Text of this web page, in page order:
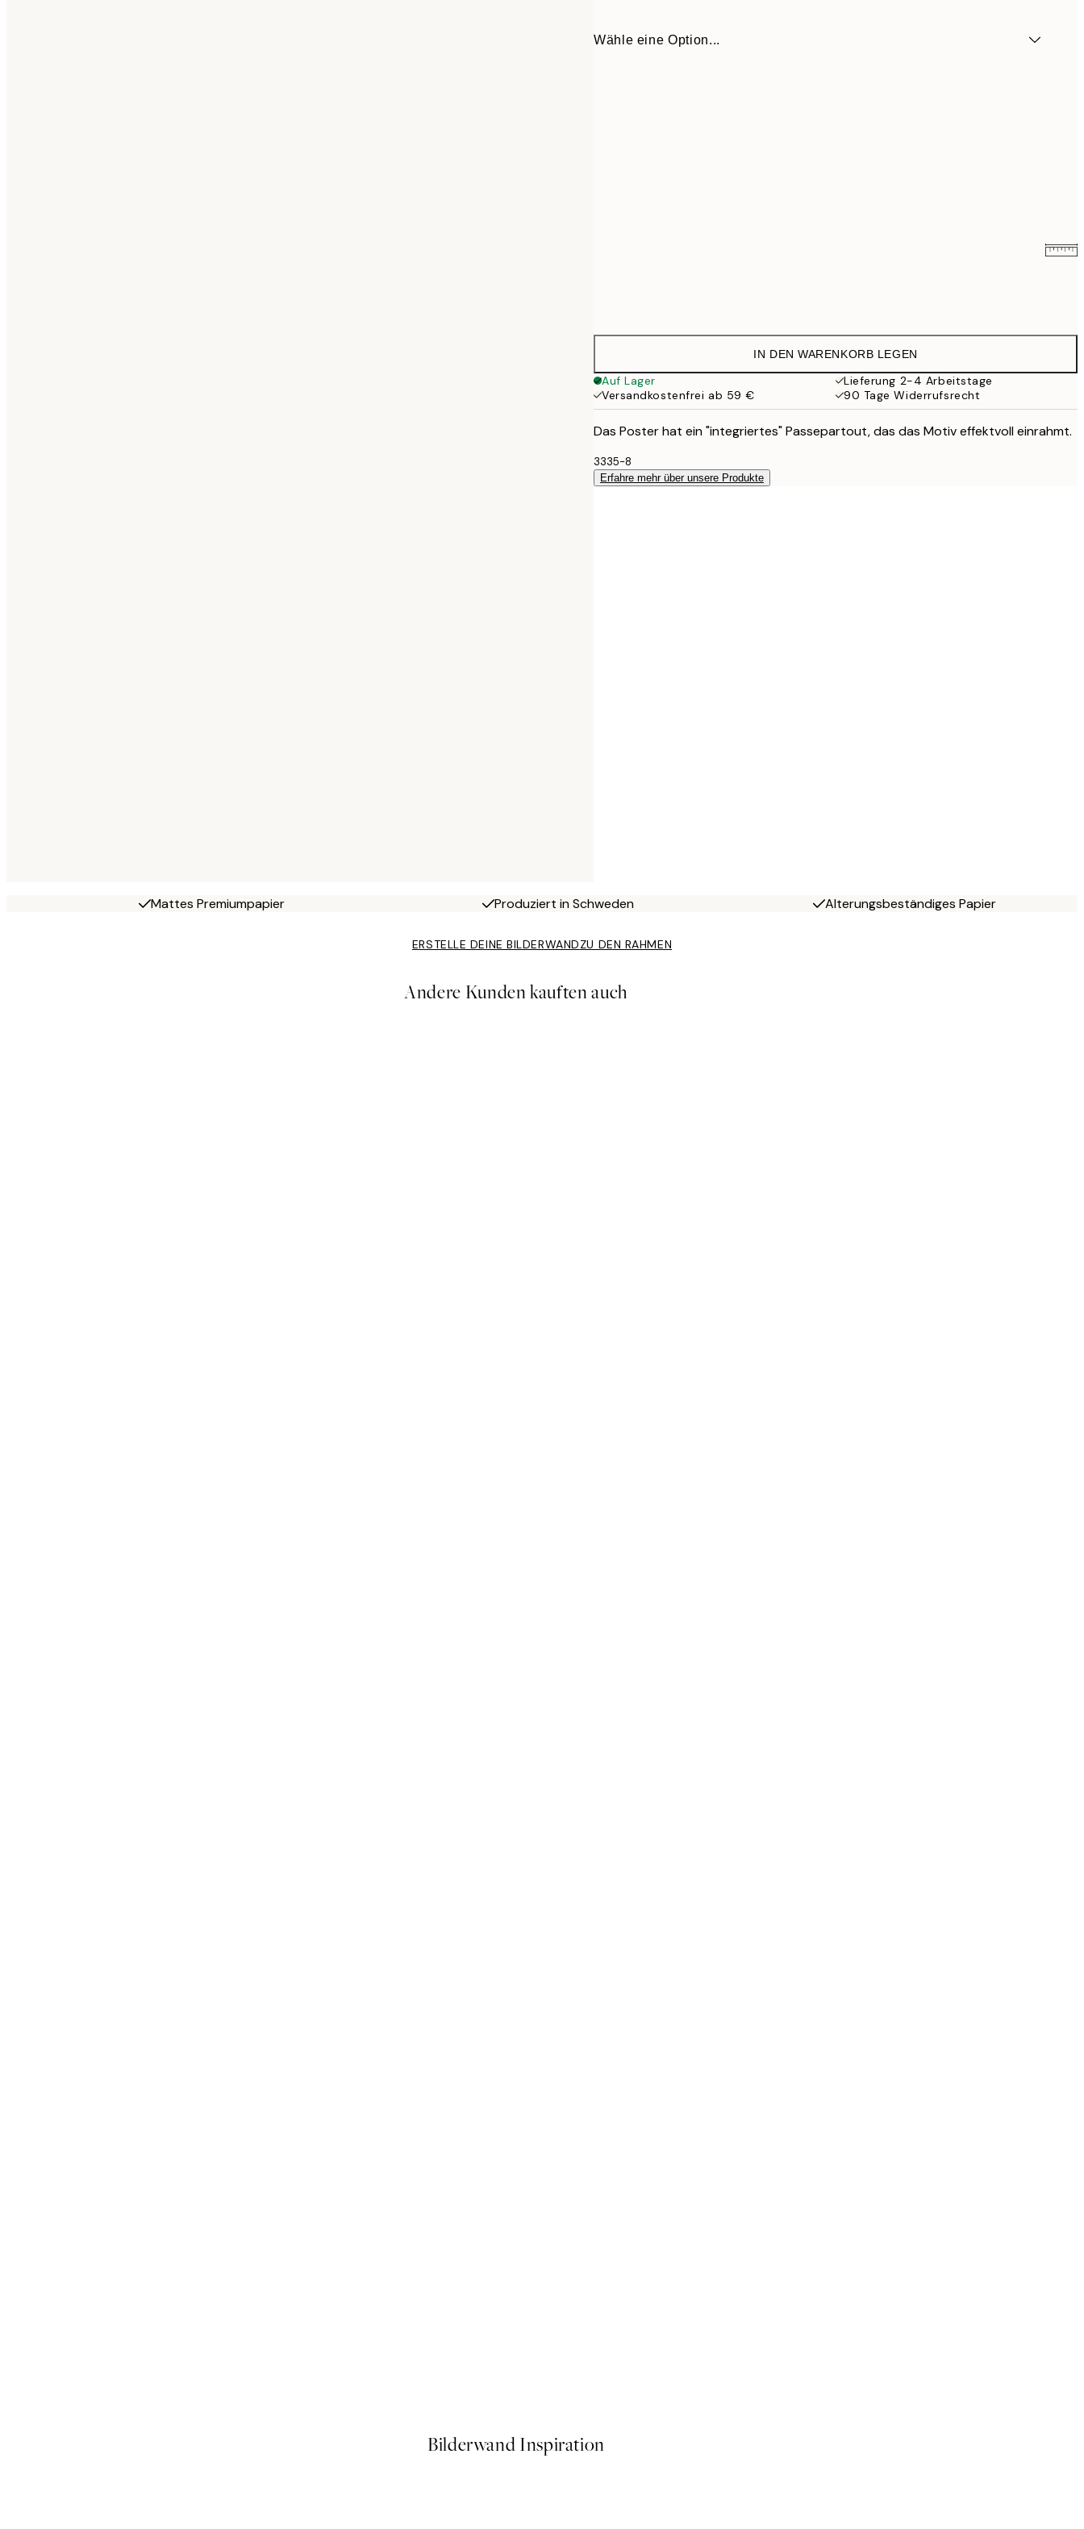
Wähle eine Option...
IN DEN WARENKORB LEGEN
Auf Lager
Lieferung 2-4 Arbeitstage
Versandkostenfrei ab 59 €
90 Tage Widerrufsrecht
Das Poster hat ein "integriertes" Passepartout, das das Motiv effektvoll einrahmt.
3335-8
Erfahre mehr über unsere Produkte
Mattes Premiumpapier Produziert in Schweden Alterungsbeständiges Papier
ERSTELLE DEINE BILDERWANDZU DEN RAHMEN
Andere Kunden kauften auch
Bilderwand Inspiration